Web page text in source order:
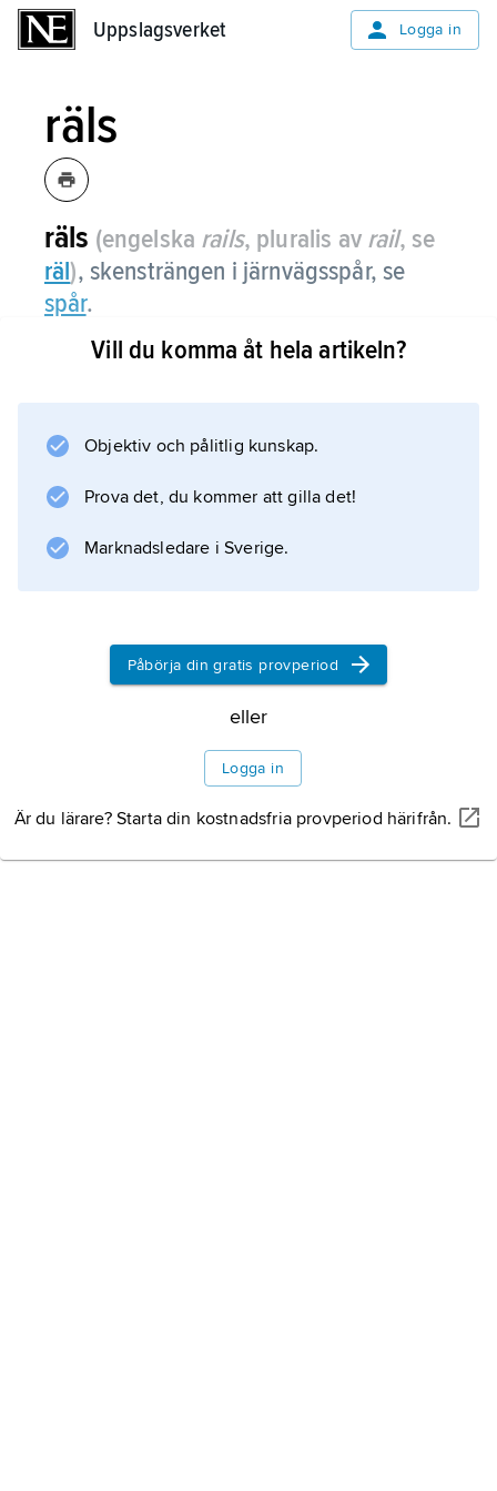
Uppslagsverket Logga in
räls
räls (engelska rails, pluralis av rail, se
räl), skensträngen i järnvägsspår, se
spår.
Information om artikeln
Vill du komma åt hela artikeln?
Objektiv och pålitlig kunskap.
Prova det, du kommer att gilla det!
Marknadsledare i Sverige.
Påbörja din gratis provperiod
eller
Logga in
Är du lärare? Starta din kostnadsfria provperiod härifrån.